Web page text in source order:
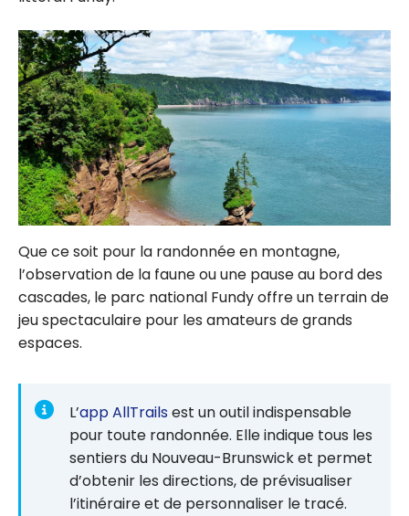
Que ce soit pour la randonnée en montagne,
l’observation de la faune ou une pause au bord des
cascades, le parc national Fundy offre un terrain de
jeu spectaculaire pour les amateurs de grands
espaces.
L’app AllTrails est un outil indispensable
pour toute randonnée. Elle indique tous les
sentiers du Nouveau-Brunswick et permet
d’obtenir les directions, de prévisualiser
l’itinéraire et de personnaliser le tracé.